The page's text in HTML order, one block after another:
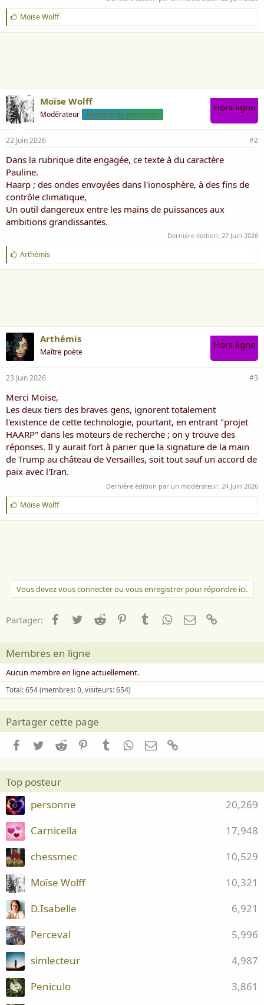
J
'
a
Moïse Wolff
Moïse Wolff
Modérateur Membre du personnel
Hors ligne
22 Juin 2026 #2
Dans la rubrique dite engagée, ce texte à du caractère
Pauline.
Haarp ; des ondes envoyées dans l'ionosphère, à des fins de
contrôle climatique,
Un outil dangereux entre les mains de puissances aux
ambitions grandissantes.
Dernière édition: 27 Juin 2026
J
'
a
Arthémis
Arthémis
Maître poète
Hors ligne
23 Juin 2026 #3
Merci Moïse,
Les deux tiers des braves gens, ignorent totalement
l'existence de cette technologie, pourtant, en entrant "projet
HAARP" dans les moteurs de recherche ; on y trouve des
réponses. Il y aurait fort à parier que la signature de la main
de Trump au château de Versailles, soit tout sauf un accord de
paix avec l'Iran.
Dernière édition par un modérateur: 24 Juin 2026
J
'
a
Moïse Wolff
Vous devez vous connecter ou vous enregistrer pour répondre ici.
Partager: Facebook
TwitterReddit PinterestTumblrWhatsApp
Email
Membres en ligne
Aucun membre en ligne actuellement.
Total: 654 (membres: 0, visiteurs: 654)
Partager cette page
Facebook
TwitterReddit PinterestTumblrWhatsApp
Email
Top posteur
20,269
personne
17,948
Carnicella
10,529
chessmec
10,321
Moïse Wolff
6,921
D.Isabelle
5,996
Perceval
4,987
simlecteur
3,861
Peniculo